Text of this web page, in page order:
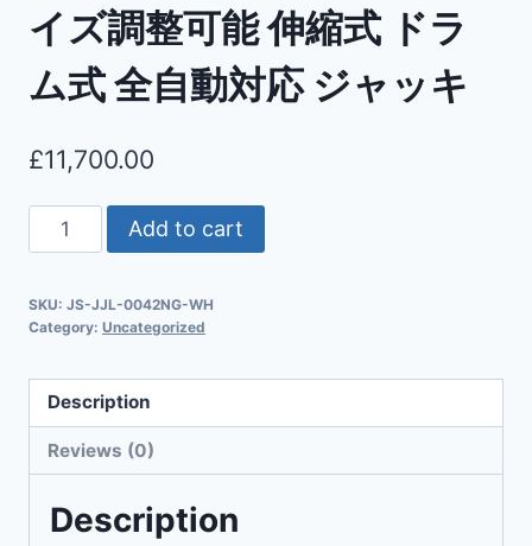
イズ調整可能 伸縮式 ドラ
ム式 全自動対応 ジャッキ
£11,700.00
Add to cart
SKU: JS-JJL-0042NG-WH
Category: Uncategorized
Description
Reviews (0)
Description